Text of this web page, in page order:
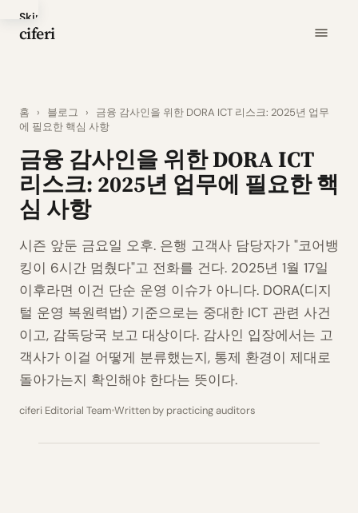
Skip
to
ciferi
홈 › 블로그 ›
금융 감사인을 위한 DORA ICT 리스크: 2025년 업무
에 필요한 핵심 사항
금융 감사인을 위한 DORA ICT
리스크: 2025년 업무에 필요한 핵
심 사항
시즌 앞둔 금요일 오후. 은행 고객사 담당자가 "코어뱅
킹이 6시간 멈췄다"고 전화를 건다. 2025년 1월 17일
이후라면 이건 단순 운영 이슈가 아니다. DORA(디지
털 운영 복원력법) 기준으로는 중대한 ICT 관련 사건
이고, 감독당국 보고 대상이다. 감사인 입장에서는 고
객사가 이걸 어떻게 분류했는지, 통제 환경이 제대로
돌아가는지 확인해야 한다는 뜻이다.
ciferi Editorial Team Written by practicing auditors